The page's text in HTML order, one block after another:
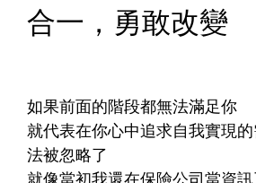
合一，勇敢改變
如果前面的階段都無法滿足你
就代表在你心中追求自我實現
法被忽略了
就像當初我還在保險公司當資